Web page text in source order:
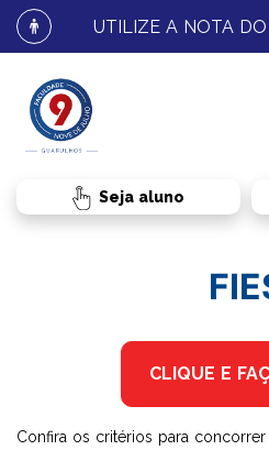
UTILIZE A NOTA
FALE CONOSCO
GRADUAÇÃO
CLIQUE E
Confira os critérios para concorrer